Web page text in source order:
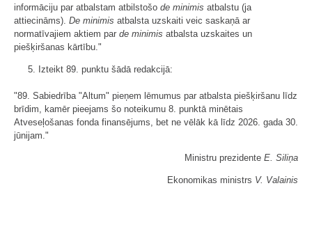
informāciju par atbalstam atbilstošo de minimis atbalstu (ja
attiecināms). De minimis atbalsta uzskaiti veic saskaņā ar
normatīvajiem aktiem par de minimis atbalsta uzskaites un
piešķiršanas kārtību."
5. Izteikt 89. punktu šādā redakcijā:
"89. Sabiedrība "Altum" pieņem lēmumus par atbalsta piešķiršanu līdz
brīdim, kamēr pieejams šo noteikumu 8. punktā minētais
Atveseļošanas fonda finansējums, bet ne vēlāk kā līdz 2026. gada 30.
jūnijam."
Ministru prezidente E. Siliņa
Ekonomikas ministrs V. Valainis